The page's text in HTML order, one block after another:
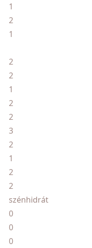
1
2
1
2
2
1
2
2
3
2
1
2
2
szénhidrát
0
0
0